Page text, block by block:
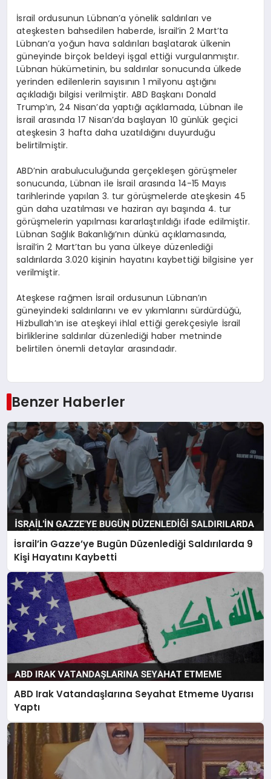
İsrail ordusunun Lübnan’a yönelik saldırıları ve
ateşkesten bahsedilen haberde, İsrail’in 2 Mart’ta
Lübnan’a yoğun hava saldırıları başlatarak ülkenin
güneyinde birçok beldeyi işgal ettiği vurgulanmıştır.
Lübnan hükümetinin, bu saldırılar sonucunda ülkede
yerinden edilenlerin sayısının 1 milyonu aştığını
açıkladığı bilgisi verilmiştir. ABD Başkanı Donald
Trump’ın, 24 Nisan’da yaptığı açıklamada, Lübnan ile
İsrail arasında 17 Nisan’da başlayan 10 günlük geçici
ateşkesin 3 hafta daha uzatıldığını duyurduğu
belirtilmiştir.
ABD’nin arabuluculuğunda gerçekleşen görüşmeler
sonucunda, Lübnan ile İsrail arasında 14-15 Mayıs
tarihlerinde yapılan 3. tur görüşmelerde ateşkesin 45
gün daha uzatılması ve haziran ayı başında 4. tur
görüşmelerin yapılması kararlaştırıldığı ifade edilmiştir.
Lübnan Sağlık Bakanlığı’nın dünkü açıklamasında,
İsrail’in 2 Mart’tan bu yana ülkeye düzenlediği
saldırılarda 3.020 kişinin hayatını kaybettiği bilgisine yer
verilmiştir.
Ateşkese rağmen İsrail ordusunun Lübnan’ın
güneyindeki saldırılarını ve ev yıkımlarını sürdürdüğü,
Hizbullah’ın ise ateşkeyi ihlal ettiği gerekçesiyle İsrail
birliklerine saldırılar düzenlediği haber metninde
belirtilen önemli detaylar arasındadır.
Benzer Haberler
İsrail’in Gazze’ye Bugün Düzenlediği Saldırılarda 9
Kişi Hayatını Kaybetti
ABD Irak Vatandaşlarına Seyahat Etmeme Uyarısı
Yaptı